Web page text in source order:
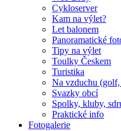
Cykloserver
Kam na výlet?
Let balonem
Panoramatické
Tipy na výlet
Toulky Českem
Turistika
Na vzduchu
Svazky obcí
Spolky, kluby,
Praktické info
Fotogalerie